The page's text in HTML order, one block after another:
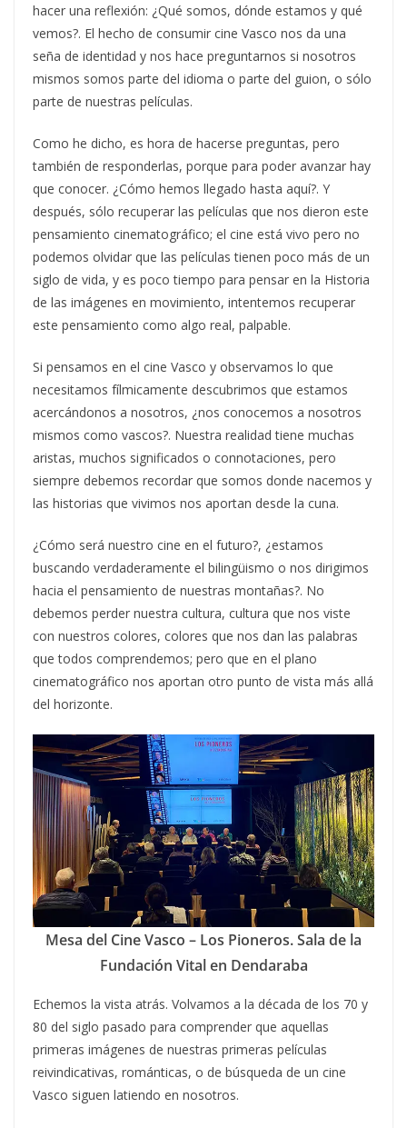
hacer una reflexión: ¿Qué somos, dónde estamos y qué
vemos?. El hecho de consumir cine Vasco nos da una
seña de identidad y nos hace preguntarnos si nosotros
mismos somos parte del idioma o parte del guion, o sólo
parte de nuestras películas.
Como he dicho, es hora de hacerse preguntas, pero
también de responderlas, porque para poder avanzar hay
que conocer. ¿Cómo hemos llegado hasta aquí?. Y
después, sólo recuperar las películas que nos dieron este
pensamiento cinematográfico; el cine está vivo pero no
podemos olvidar que las películas tienen poco más de un
siglo de vida, y es poco tiempo para pensar en la Historia
de las imágenes en movimiento, intentemos recuperar
este pensamiento como algo real, palpable.
Si pensamos en el cine Vasco y observamos lo que
necesitamos fílmicamente descubrimos que estamos
acercándonos a nosotros, ¿nos conocemos a nosotros
mismos como vascos?. Nuestra realidad tiene muchas
aristas, muchos significados o connotaciones, pero
siempre debemos recordar que somos donde nacemos y
las historias que vivimos nos aportan desde la cuna.
¿Cómo será nuestro cine en el futuro?, ¿estamos
buscando verdaderamente el bilingüismo o nos dirigimos
hacia el pensamiento de nuestras montañas?. No
debemos perder nuestra cultura, cultura que nos viste
con nuestros colores, colores que nos dan las palabras
que todos comprendemos; pero que en el plano
cinematográfico nos aportan otro punto de vista más allá
del horizonte.
Mesa del Cine Vasco – Los Pioneros. Sala de la
Fundación Vital en Dendaraba
Echemos la vista atrás. Volvamos a la década de los 70 y
80 del siglo pasado para comprender que aquellas
primeras imágenes de nuestras primeras películas
reivindicativas, románticas, o de búsqueda de un cine
Vasco siguen latiendo en nosotros.